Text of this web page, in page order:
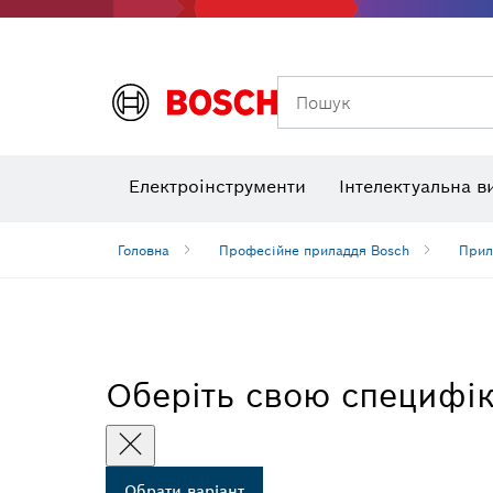
Пошук
Електроінструменти Інтелектуальна
Головна Професійне приладдя Bosch
Оберіть свою